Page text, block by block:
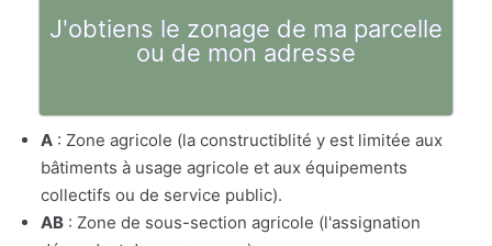
J'obtiens le zonage de ma parcelle
ou de mon adresse
A : Zone agricole (la constructiblité y est limitée aux
bâtiments à usage agricole et aux équipements
collectifs ou de service public).
AB : Zone de sous-section agricole (l'assignation